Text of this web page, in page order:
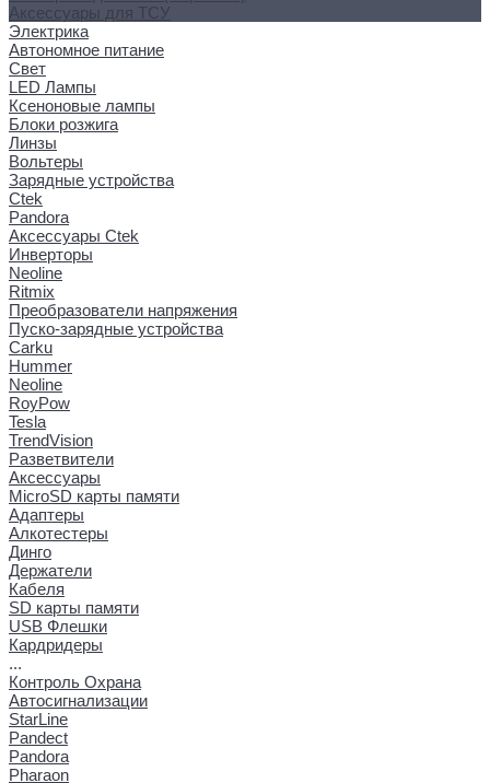
Аксессуары для ТСУ
Электрика
Автономное питание
Свет
LED Лампы
Ксеноновые лампы
Блоки розжига
Линзы
Вольтеры
Зарядные устройства
Ctek
Pandora
Аксессуары Ctek
Инверторы
Neoline
Ritmix
Преобразователи напряжения
Пуско-зарядные устройства
Carku
Hummer
Neoline
RoyPow
Tesla
TrendVision
Разветвители
Аксессуары
MicroSD карты памяти
Адаптеры
Алкотестеры
Динго
Держатели
Кабеля
SD карты памяти
USB Флешки
Кардридеры
...
Контроль Охрана
Автосигнализации
StarLine
Pandect
Pandora
Pharaon